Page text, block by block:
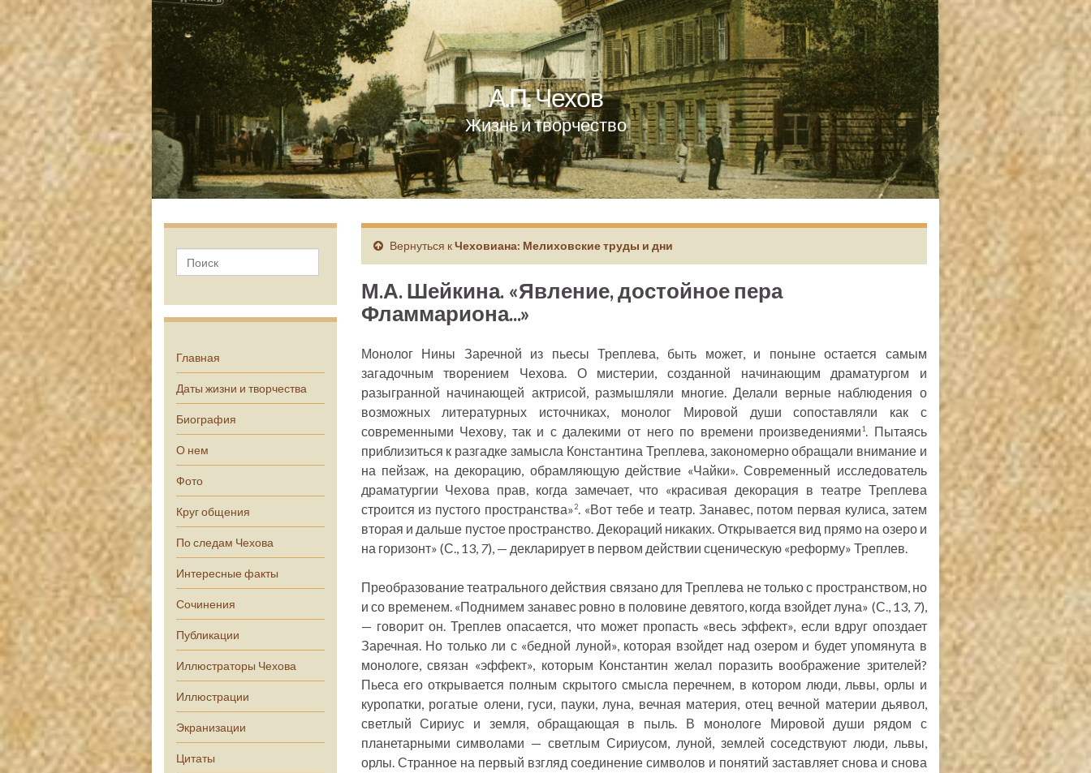
А.П. Чехов
Жизнь и творчество
Главная
Даты жизни и творчества
Биография
О нем
Фото
Круг общения
По следам Чехова
Интересные факты
Сочинения
Публикации
Иллюстраторы Чехова
Иллюстрации
Экранизации
Цитаты
Вернуться кЧеховиана: Мелиховские труды и дни
М.А. Шейкина. «Явление, достойное пера
Фламмариона...»
Монолог Нины Заречной из пьесы Треплева, быть может, и поныне остается самым
загадочным творением Чехова. О мистерии, созданной начинающим драматургом и
разыгранной начинающей актрисой, размышляли многие. Делали верные наблюдения о
возможных литературных источниках, монолог Мировой души сопоставляли как с
современными Чехову, так и с далекими от него по времени произведениями1. Пытаясь
приблизиться к разгадке замысла Константина Треплева, закономерно обращали внимание и
на пейзаж, на декорацию, обрамляющую действие «Чайки». Современный исследователь
драматургии Чехова прав, когда замечает, что «красивая декорация в театре Треплева
строится из пустого пространства»2. «Вот тебе и театр. Занавес, потом первая кулиса, затем
вторая и дальше пустое пространство. Декораций никаких. Открывается вид прямо на озеро и
на горизонт» (С., 13, 7), — декларирует в первом действии сценическую «реформу» Треплев.
Преобразование театрального действия связано для Треплева не только с пространством, но
и со временем. «Поднимем занавес ровно в половине девятого, когда взойдет луна» (С., 13, 7),
— говорит он. Треплев опасается, что может пропасть «весь эффект», если вдруг опоздает
Заречная. Но только ли с «бедной луной», которая взойдет над озером и будет упомянута в
монологе, связан «эффект», которым Константин желал поразить воображение зрителей?
Пьеса его открывается полным скрытого смысла перечнем, в котором люди, львы, орлы и
куропатки, рогатые олени, гуси, пауки, луна, вечная материя, отец вечной материи дьявол,
светлый Сириус и земля, обращающая в пыль. В монологе Мировой души рядом с
планетарными символами — светлым Сириусом, луной, землей соседствуют люди, львы,
орлы. Странное на первый взгляд соединение символов и понятий заставляет снова и снова